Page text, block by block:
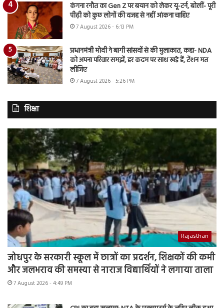
कंगना रनौत का Gen Z पर बयान को लेकर यू-टर्न, बोलीं- पूरी
पीढ़ी को कुछ लोगों की वजह से नहीं आंकना चाहिए
7 August 2026 - 6:13 PM
प्रधानमंत्री मोदी ने बागी सांसदों से की मुलाकात, कहा- NDA
को अपना परिवार समझें, हर कदम पर साथ खड़े हैं, टेंशन मत
लीजिए
7 August 2026 - 5:26 PM
शिक्षा
Rajasthan
जोधपुर के सरकारी स्कूल में छात्रों का प्रदर्शन, शिक्षकों की कमी
और जलभराव की समस्या से नाराज विद्यार्थियों ने लगाया ताला
7 August 2026 - 4:49 PM